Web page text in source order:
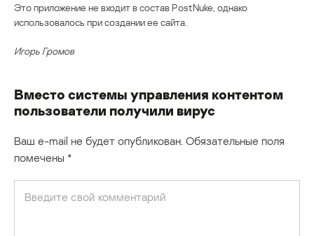
Это приложение не входит в состав PostNuke, однако
использовалось при создании ее сайта.
Игорь Громов
Вместо системы управления контентом
пользователи получили вирус
Ваш e-mail не будет опубликован. Обязательные поля
помечены *